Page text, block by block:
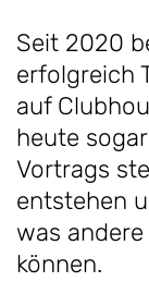
Seit 2020
erfolgreich
auf
heute
Vortrags
entstehen
was
können.